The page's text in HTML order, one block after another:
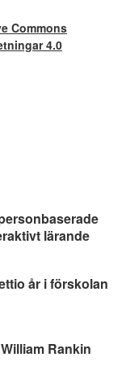
lärande
år i förskolan
Rankin
Commons
4.0